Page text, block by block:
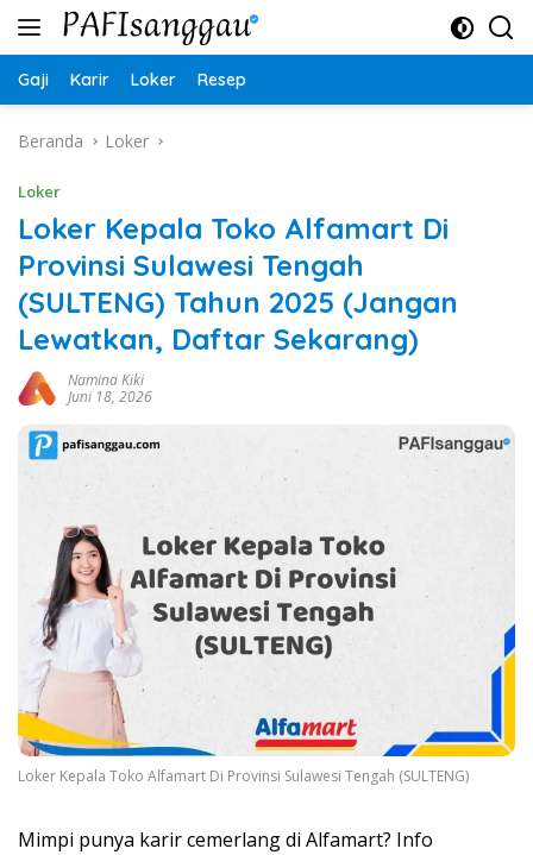
Langsung
Gaji Karir Loker Resep
Beranda Loker
Loker
Loker Kepala Toko Alfamart Di
Provinsi Sulawesi Tengah
(SULTENG) Tahun 2025 (Jangan
Lewatkan, Daftar Sekarang)
Namina Kiki
Juni 18, 2026
Loker Kepala Toko Alfamart Di Provinsi Sulawesi Tengah (SULTENG)
Mimpi punya karir cemerlang di Alfamart? Info